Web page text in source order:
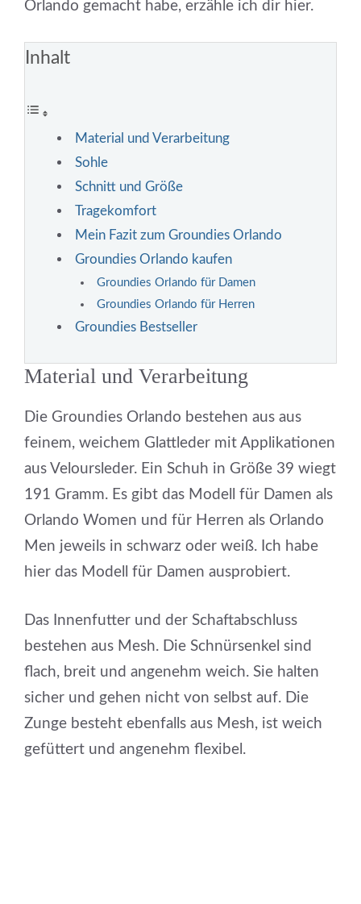
Orlando gemacht habe, erzähle ich dir hier.
Inhalt
Material und Verarbeitung
Sohle
Schnitt und Größe
Tragekomfort
Mein Fazit zum Groundies Orlando
Groundies Orlando kaufen
Groundies Orlando für Damen
Groundies Orlando für Herren
Groundies Bestseller
Material und Verarbeitung
Die Groundies Orlando bestehen aus aus
feinem, weichem Glattleder mit Applikationen
aus Veloursleder. Ein Schuh in Größe 39 wiegt
191 Gramm. Es gibt das Modell für Damen als
Orlando Women und für Herren als Orlando
Men jeweils in schwarz oder weiß. Ich habe
hier das Modell für Damen ausprobiert.
Das Innenfutter und der Schaftabschluss
bestehen aus Mesh. Die Schnürsenkel sind
flach, breit und angenehm weich. Sie halten
sicher und gehen nicht von selbst auf. Die
Zunge besteht ebenfalls aus Mesh, ist weich
gefüttert und angenehm flexibel.